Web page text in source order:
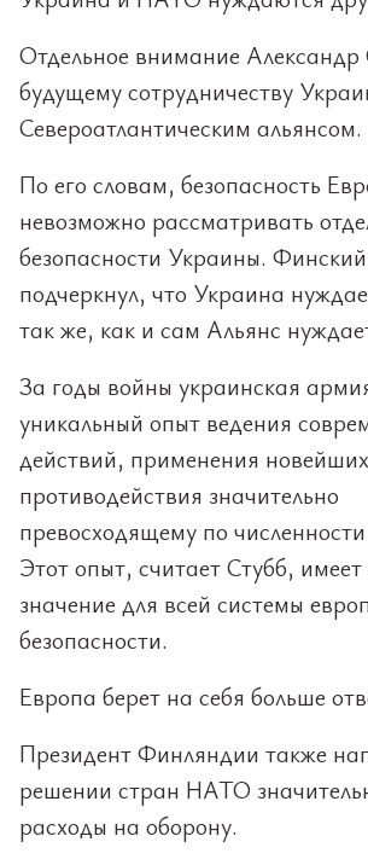
Отдельное внимание Александр
будущему сотрудничеству
Североатлантическим альянсом.
По его словам, безопасность
невозможно рассматривать
безопасности Украины.
подчеркнул, что Украина
так же, как и сам Альянс
За годы войны украинская
уникальный опыт ведения
действий, применения
противодействия значительно
превосходящему по
Этот опыт, считает Стубб,
значение для всей системы
безопасности.
Европа берет на себя больше
Президент Финляндии также
решении стран НАТО
расходы на оборону.